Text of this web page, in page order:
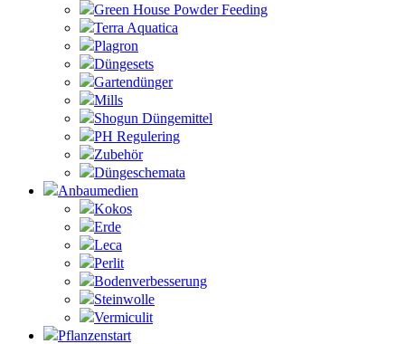
Green House Powder Feeding
Terra Aquatica
Plagron
Düngesets
Gartendünger
Mills
Shogun Düngemittel
PH Regulering
Zubehör
Düngeschemata
Anbaumedien
Kokos
Erde
Leca
Perlit
Bodenverbesserung
Steinwolle
Vermiculit
Pflanzenstart